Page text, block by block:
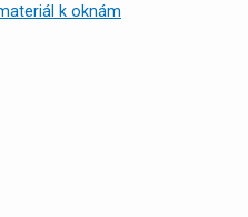
k oknám